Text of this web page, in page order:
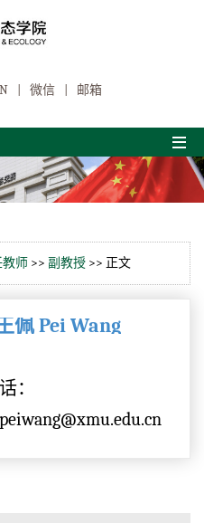
微信 邮箱
师 >> 副教授 >> 正文
佩 Pei Wang
：